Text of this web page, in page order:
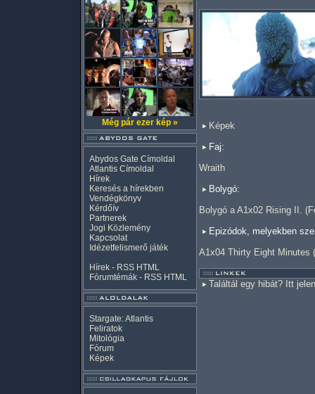
Még pár ezer kép »
Abydos Gate Címoldal
Atlantis Címoldal
Hírek
Keresés a hírekben
Vendégkönyv
Kérdőív
Partnerek
Jogi Közlemény
Kapcsolat
Idézetfelismerő játék
Hírek - RSS HTML
Fórumtémák - RSS HTML
Stargate: Atlantis
Feliratok
Mitológia
Fórum
Képek
Képek
Faj:
Wraith
Bolygó:
Bolygó a A1x02 Rising II.
Epizódok, melyekben
A1x04 Thirty Eight Minutes
Találtál egy hibát? Itt